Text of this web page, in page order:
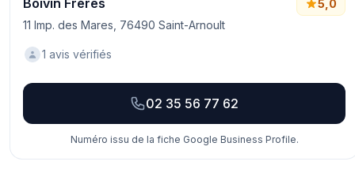
Boivin Frères
11 Imp. des Mares, 76490 Saint-Arnoult
5,0
1 avis vérifiés
02 35 56 77 62
Numéro issu de la fiche Google Business Profile.